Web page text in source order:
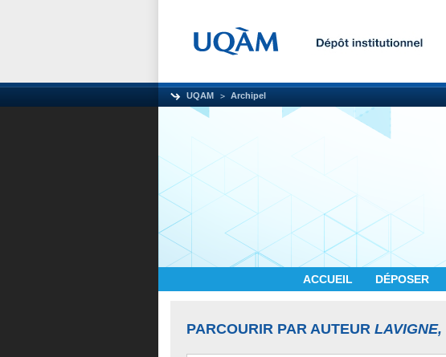
UQAM Archipel
ACCUEIL DÉPOSER
PARCOURIR PAR AUTEUR